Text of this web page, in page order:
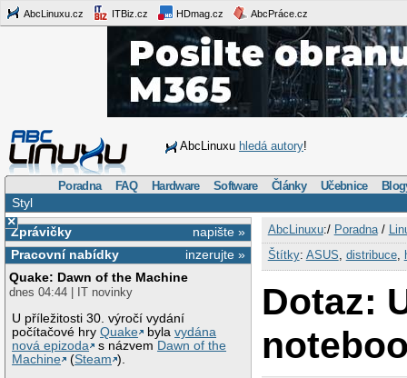
AbcLinuxu.cz ITBiz.cz HDmag.cz AbcPráce.cz
AbcLinuxu hledá autory!
Poradna FAQ Hardware Software Články Učebnice
Styl
×
napište »
Zprávičky
inzerujte »
Pracovní nabídky
Quake: Dawn of the Machine
dnes 04:44 | IT novinky
U příležitosti 30. výročí vydání
počítačové hryQuake bylavydána
nová epizoda
s názvem Dawn of the
Machine
(Steam ).
AbcLinuxu:/ Poradna/
Štítky: ASUS distribuce,
Dotaz: